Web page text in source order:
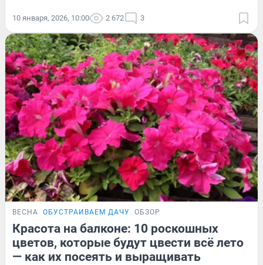
10 января, 2026, 10:00 2 672 3
ВЕСНА ОБУСТРАИВАЕМ ДАЧУ ОБЗОР
Красота на балконе: 10 роскошных
цветов, которые будут цвести всё лето
— как их посеять и выращивать